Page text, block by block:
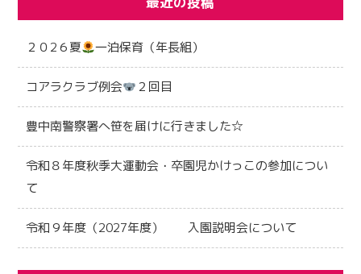
２０2６夏 一泊保育（年長組）
コアラクラブ例会 ２回目
豊中南警察署へ笹を届けに行きました☆
令和８年度秋季大運動会・卒園児かけっこの参加につい
て
令和９年度（2027年度） 入園説明会について